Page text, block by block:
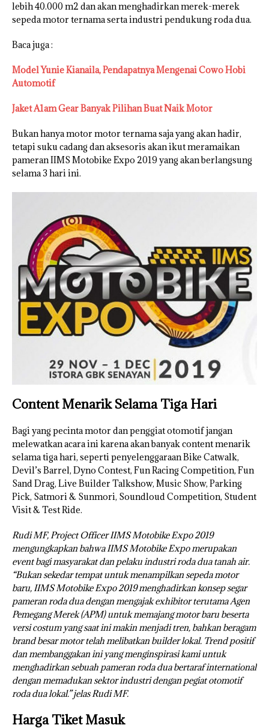
lebih 40.000 m2 dan akan menghadirkan merek-merek
sepeda motor ternama serta industri pendukung roda dua.
Baca juga :
Model Yunie Kianaila, Pendapatnya Mengenai Cowo Hobi
Automotif
Jaket A1am Gear Banyak Pilihan Buat Naik Motor
Bukan hanya motor motor ternama saja yang akan hadir,
tetapi suku cadang dan aksesoris akan ikut meramaikan
pameran IIMS Motobike Expo 2019 yang akan berlangsung
selama 3 hari ini.
Content Menarik Selama Tiga Hari
Bagi yang pecinta motor dan penggiat otomotif jangan
melewatkan acara ini karena akan banyak content menarik
selama tiga hari, seperti penyelenggaraan Bike Catwalk,
Devil’s Barrel, Dyno Contest, Fun Racing Competition, Fun
Sand Drag, Live Builder Talkshow, Music Show, Parking
Pick, Satmori & Sunmori, Soundloud Competition, Student
Visit & Test Ride.
Rudi MF, Project Officer IIMS Motobike Expo 2019
mengungkapkan bahwa IIMS Motobike Expo merupakan
event bagi masyarakat dan pelaku industri roda dua tanah air.
“Bukan sekedar tempat untuk menampilkan sepeda motor
baru, IIMS Motobike Expo 2019 menghadirkan konsep segar
pameran roda dua dengan mengajak exhibitor terutama Agen
Pemegang Merek (APM) untuk memajang motor baru beserta
versi costum yang saat ini makin menjadi tren, bahkan beragam
brand besar motor telah melibatkan builder lokal. Trend positif
dan membanggakan ini yang menginspirasi kami untuk
menghadirkan sebuah pameran roda dua bertaraf international
dengan memadukan sektor industri dengan pegiat otomotif
roda dua lokal.” jelas Rudi MF.
Harga Tiket Masuk